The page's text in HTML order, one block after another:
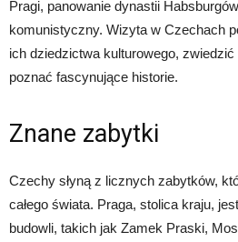
Pragi, panowanie dynastii
komunistyczny. Wizyta w Czechach
ich dziedzictwa kulturowego,
poznać fascynujące historie.
Znane zabytki
Czechy słyną z licznych zabytków,
całego świata. Praga, stolica kraju,
budowli, takich jak Zamek Praski,